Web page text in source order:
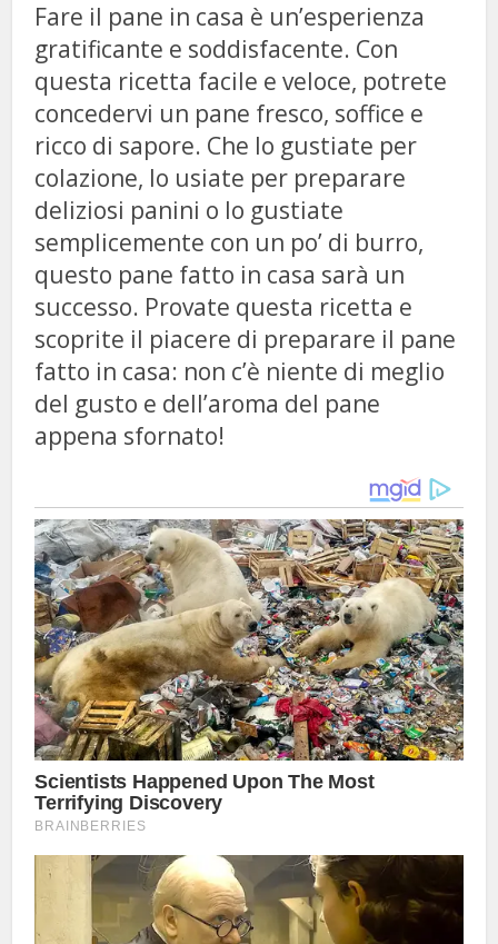
Fare il pane in casa è un’esperienza
gratificante e soddisfacente. Con
questa ricetta facile e veloce, potrete
concedervi un pane fresco, soffice e
ricco di sapore. Che lo gustiate per
colazione, lo usiate per preparare
deliziosi panini o lo gustiate
semplicemente con un po’ di burro,
questo pane fatto in casa sarà un
successo. Provate questa ricetta e
scoprite il piacere di preparare il pane
fatto in casa: non c’è niente di meglio
del gusto e dell’aroma del pane
appena sfornato!